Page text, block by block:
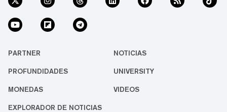
PARTNER NOTICIAS
PROFUNDIDADES UNIVERSITY
MONEDAS VIDEOS
EXPLORADOR DE NOTICIAS